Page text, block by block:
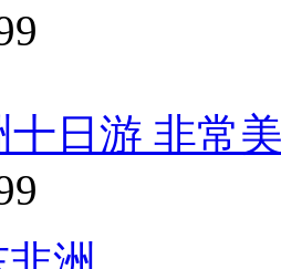
十日游 非常